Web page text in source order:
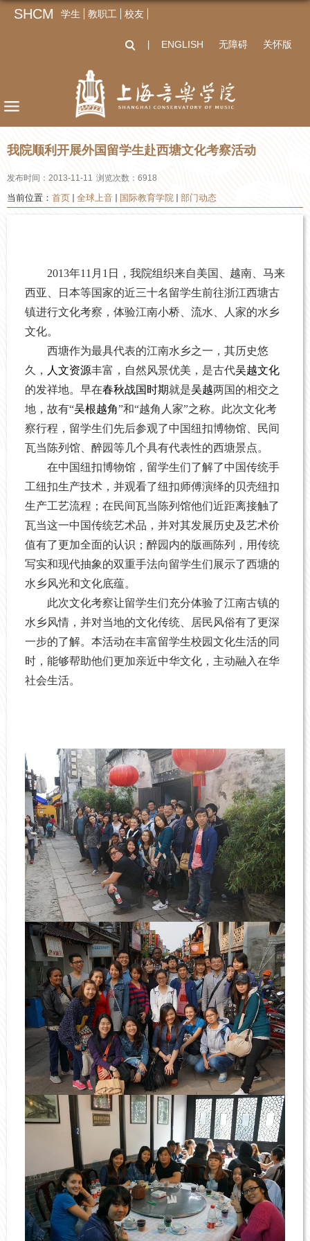
SHCM 学生 教职工 校友
ENGLISH 无障碍 关怀版
我院顺利开展外国留学生赴西塘文化考察活动
发布时间：2013-11-11 浏览次数： 6918
当前位置： 首页 全球上音 国际教育学院 部门动态
2013年11 月 1 日
，我院组织来自美国、越南、马来
西亚、日本等国家的近三十名留学生前往浙江西塘古
镇进行文化考察，体验江南小桥、流水、人家的水乡
文化。
西塘作为最具代表的江南水乡之一，其历史悠
久， 人文资源丰富，自然风景优美，是古代吴越文化
的发祥地。早在春秋战国时期就是吴越两国的相交之
地，故有“吴根越角”和“越角人家”之称。此次文化考
察行程，留学生们先后参观了中国纽扣博物馆、民间
瓦当陈列馆、醉园等几个具有代表性的西塘景点。
在中国纽扣博物馆，留学生们了解了中国传统手
工纽扣生产技术，并观看了纽扣师傅演绎的贝壳纽扣
生产工艺流程；在民间瓦当陈列馆他们近距离接触了
瓦当这一中国传统艺术品，并对其发展历史及艺术价
值有了更加全面的认识；醉园内的版画陈列，用传统
写实和现代抽象的双重手法向留学生们展示了西塘的
水乡风光和文化底蕴。
此次文化考察让留学生们充分体验了江南古镇的
水乡风情，并对当地的文化传统、居民风俗有了更深
一步的了解。本活动在丰富留学生校园文化生活的同
时，能够帮助他们更加亲近中华文化，主动融入在华
社会生活。